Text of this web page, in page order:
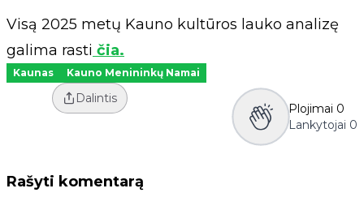
Visą 2025 metų Kauno kultūros lauko analizę
galima rasti čia.
Kaunas Kauno Menininkų Namai
Dalintis
Plojimai 0
Lankytojai 0
Rašyti komentarą